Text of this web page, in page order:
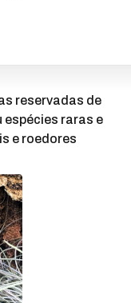
reservadas de
raras e
e roedores